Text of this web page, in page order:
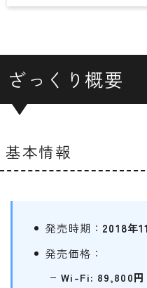
ざっくり概要
基本情報
発売時期： 2018年
発売価格：
Wi-Fi: 89,800円